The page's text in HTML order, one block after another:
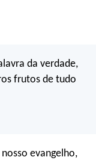
da verdade,
frutos de tudo
evangelho,